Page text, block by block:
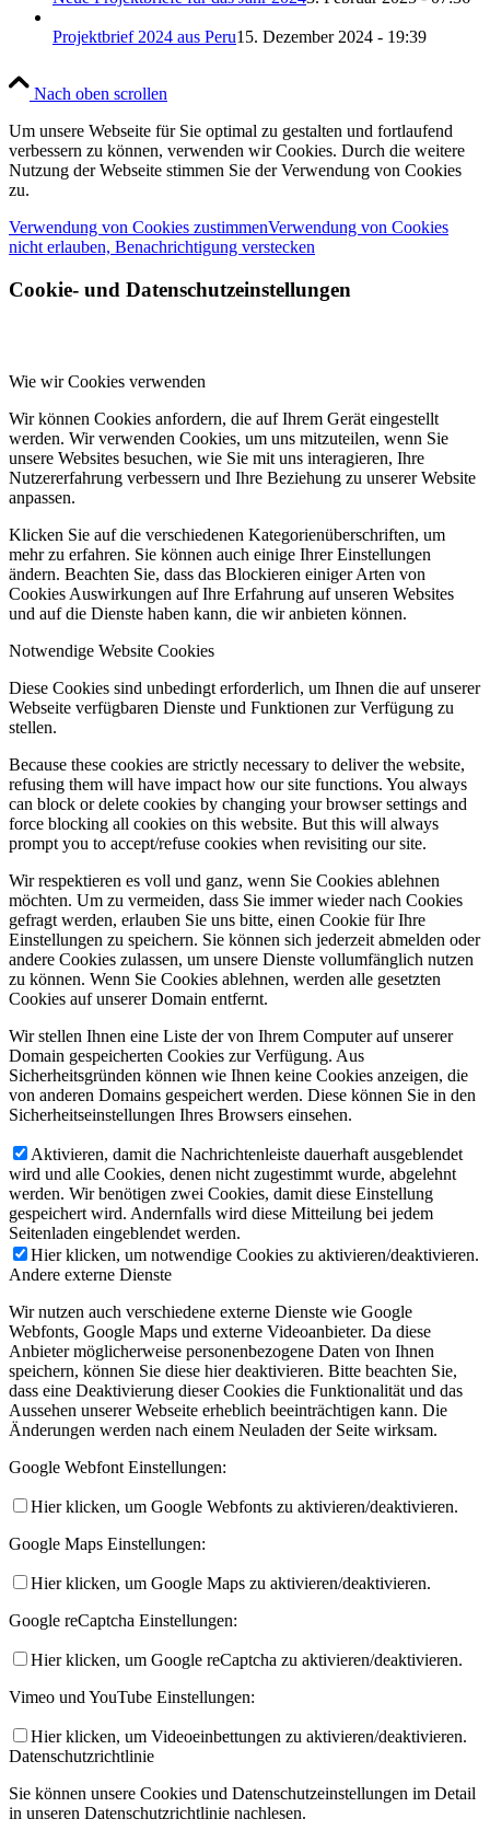
Projektbrief 2024 aus Peru15. Dezember 2024 - 19:39
Nach oben scrollen
Um unsere Webseite für Sie optimal zu gestalten und fortlaufend
verbessern zu können, verwenden wir Cookies. Durch die weitere
Nutzung der Webseite stimmen Sie der Verwendung von Cookies
zu.
Verwendung von Cookies zustimmenVerwendung von Cookies
nicht erlauben, Benachrichtigung verstecken
Cookie- und Datenschutzeinstellungen
Wie wir Cookies verwenden
Wir können Cookies anfordern, die auf Ihrem Gerät eingestellt
werden. Wir verwenden Cookies, um uns mitzuteilen, wenn Sie
unsere Websites besuchen, wie Sie mit uns interagieren, Ihre
Nutzererfahrung verbessern und Ihre Beziehung zu unserer Website
anpassen.
Klicken Sie auf die verschiedenen Kategorienüberschriften, um
mehr zu erfahren. Sie können auch einige Ihrer Einstellungen
ändern. Beachten Sie, dass das Blockieren einiger Arten von
Cookies Auswirkungen auf Ihre Erfahrung auf unseren Websites
und auf die Dienste haben kann, die wir anbieten können.
Notwendige Website Cookies
Diese Cookies sind unbedingt erforderlich, um Ihnen die auf unserer
Webseite verfügbaren Dienste und Funktionen zur Verfügung zu
stellen.
Because these cookies are strictly necessary to deliver the website,
refusing them will have impact how our site functions. You always
can block or delete cookies by changing your browser settings and
force blocking all cookies on this website. But this will always
prompt you to accept/refuse cookies when revisiting our site.
Wir respektieren es voll und ganz, wenn Sie Cookies ablehnen
möchten. Um zu vermeiden, dass Sie immer wieder nach Cookies
gefragt werden, erlauben Sie uns bitte, einen Cookie für Ihre
Einstellungen zu speichern. Sie können sich jederzeit abmelden oder
andere Cookies zulassen, um unsere Dienste vollumfänglich nutzen
zu können. Wenn Sie Cookies ablehnen, werden alle gesetzten
Cookies auf unserer Domain entfernt.
Wir stellen Ihnen eine Liste der von Ihrem Computer auf unserer
Domain gespeicherten Cookies zur Verfügung. Aus
Sicherheitsgründen können wie Ihnen keine Cookies anzeigen, die
von anderen Domains gespeichert werden. Diese können Sie in den
Sicherheitseinstellungen Ihres Browsers einsehen.
Aktivieren, damit die Nachrichtenleiste dauerhaft ausgeblendet
wird und alle Cookies, denen nicht zugestimmt wurde, abgelehnt
werden. Wir benötigen zwei Cookies, damit diese Einstellung
gespeichert wird. Andernfalls wird diese Mitteilung bei jedem
Seitenladen eingeblendet werden.
Hier klicken, um notwendige Cookies zu aktivieren/deaktivieren.
Andere externe Dienste
Wir nutzen auch verschiedene externe Dienste wie Google
Webfonts, Google Maps und externe Videoanbieter. Da diese
Anbieter möglicherweise personenbezogene Daten von Ihnen
speichern, können Sie diese hier deaktivieren. Bitte beachten Sie,
dass eine Deaktivierung dieser Cookies die Funktionalität und das
Aussehen unserer Webseite erheblich beeinträchtigen kann. Die
Änderungen werden nach einem Neuladen der Seite wirksam.
Google Webfont Einstellungen:
Hier klicken, um Google Webfonts zu aktivieren/deaktivieren.
Google Maps Einstellungen:
Hier klicken, um Google Maps zu aktivieren/deaktivieren.
Google reCaptcha Einstellungen:
Hier klicken, um Google reCaptcha zu aktivieren/deaktivieren.
Vimeo und YouTube Einstellungen:
Hier klicken, um Videoeinbettungen zu aktivieren/deaktivieren.
Datenschutzrichtlinie
Sie können unsere Cookies und Datenschutzeinstellungen im Detail
in unseren Datenschutzrichtlinie nachlesen.